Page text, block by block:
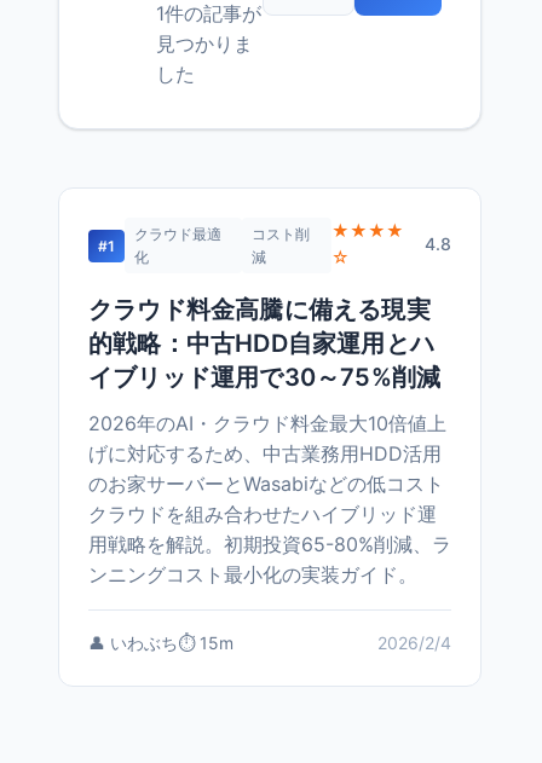
1件の記事が
見つかりま
した
#1
クラウド最適
化
コスト削
減
★★★★
☆
4.8
クラウド料金高騰に備える現実
的戦略：中古HDD自家運用とハ
イブリッド運用で30～75%削減
2026年のAI・クラウド料金最大10倍値上
げに対応するため、中古業務用HDD活用
のお家サーバーとWasabiなどの低コスト
クラウドを組み合わせたハイブリッド運
用戦略を解説。初期投資65-80%削減、ラ
ンニングコスト最小化の実装ガイド。
👤 いわぶち⏱️ 15m 2026/2/4